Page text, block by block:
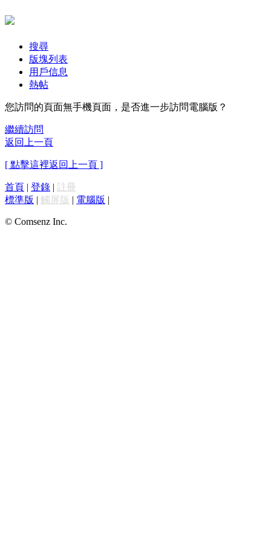
搜尋
版塊列表
用戶信息
熱帖
您訪問的頁面無手機頁面，是否進一步訪問電腦版？
繼續訪問
返回上一頁
[ 點擊這裡返回上一頁 ]
首頁 | 登錄 | 註冊
標準版 | 觸屏版 | 電腦版 |
© Comsenz Inc.